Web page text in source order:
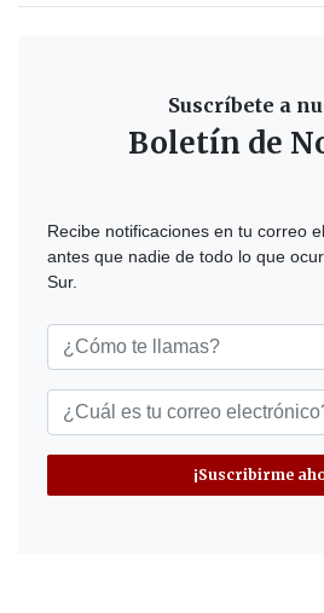
Suscríbete a
Boletín de
Recibe notificaciones en tu correo
antes que nadie de todo lo que
Sur.
¡Suscribirme